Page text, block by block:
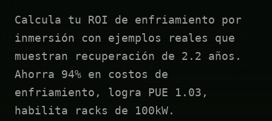
Calcula tu ROI de enfriamiento por
inmersión con ejemplos reales que
muestran recuperación de 2.2 años.
Ahorra 94% en costos de
enfriamiento, logra PUE 1.03,
habilita racks de 100kW.